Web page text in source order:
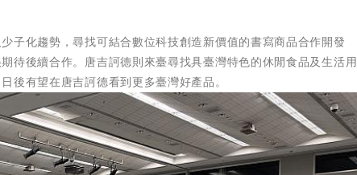
子化趨勢，尋找可結合數位科技創造新價值的書寫商品合作開發
待後續合作。唐吉訶德則來臺尋找具臺灣特色的休閒食品及生活用
後有望在唐吉訶德看到更多臺灣好產品。